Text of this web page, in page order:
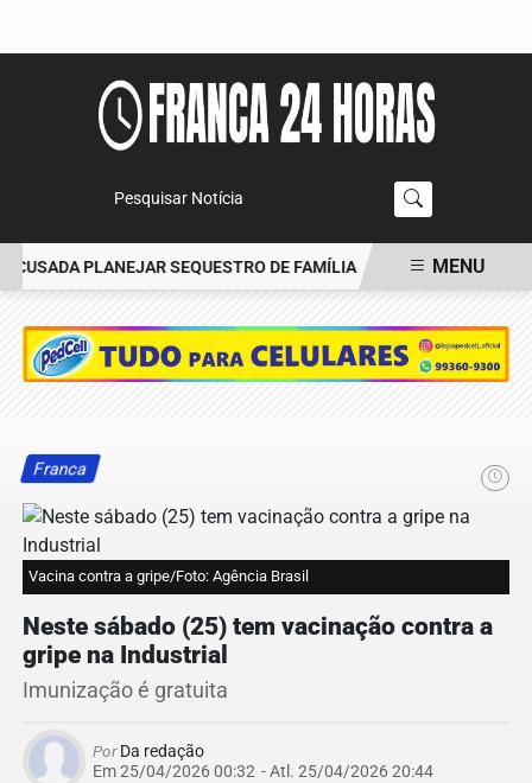
Pesquisar Notícia
PLANEJAR SEQUESTRO DE FAMÍLIA CARRO BATE EM
MENU
Franca
Vacina contra a gripe/Foto: Agência Brasil
Neste sábado (25) tem vacinação contra a
gripe na Industrial
Imunização é gratuita
PorDa redação
Em 25/04/2026 00:32 - Atl. 25/04/2026 20:44